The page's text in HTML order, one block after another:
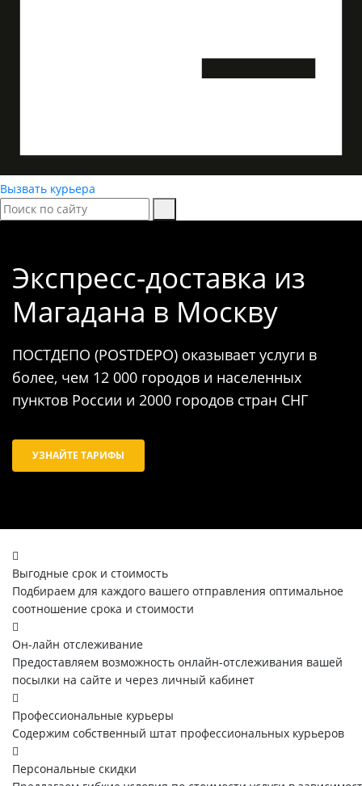
Вызвать курьера
Экспресс-доставка из
Магадана в Москву
ПОСТДЕПО (POSTDEPO) оказывает услуги в
более, чем 12 000 городов и населенных
пунктов России и 2000 городов стран СНГ
УЗНАЙТЕ ТАРИФЫ
Выгодные срок и стоимость
Подбираем для каждого вашего отправления оптимальное
соотношение срока и стоимости
Он-лайн отслеживание
Предоставляем возможность онлайн-отслеживания вашей
посылки на сайте и через личный кабинет
Профессиональные курьеры
Содержим собственный штат профессиональных курьеров
Персональные скидки